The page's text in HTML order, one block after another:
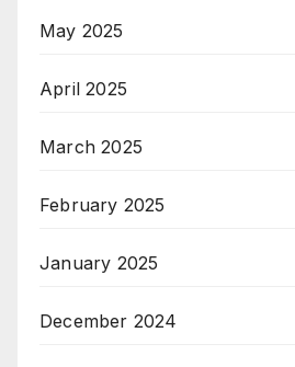
May 2025
April 2025
March 2025
February 2025
January 2025
December 2024